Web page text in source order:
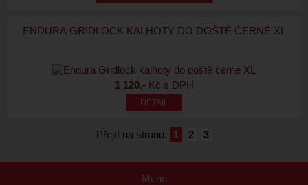
ENDURA GRIDLOCK KALHOTY DO DOŠTĚ ČERNÉ XL
1 120,- Kč s DPH
Přejít na stranu: 1 2 3
Menu